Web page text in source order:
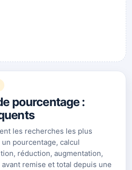
pourcentage :
les recherches les plus
pourcentage, calcul
réduction, augmentation,
avant remise et total depuis une